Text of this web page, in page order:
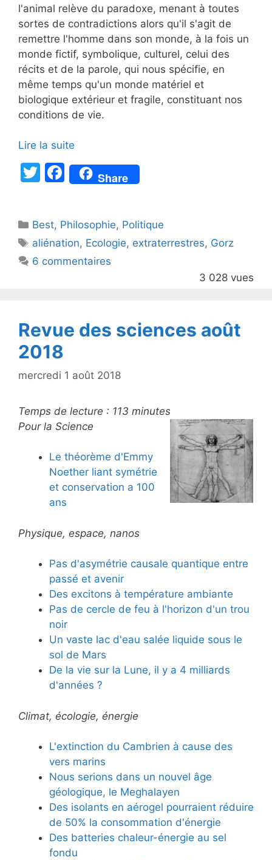
l'animal relève du paradoxe, menant à toutes
sortes de contradictions alors qu'il s'agit de
remettre l'homme dans son monde, à la fois un
monde fictif, symbolique, culturel, celui des
récits et de la parole, qui nous spécifie, en
même temps qu'un monde matériel et
biologique extérieur et fragile, constituant nos
conditions de vie.
Lire la suite
T
er
F
a
e
b
o
Share
Catégories
Best, Philosophie, Politique
Étiquettes
aliénation, Ecologie, extraterrestres, Gorz
6 commentaires
3 028 vues
Revue des sciences août
2018
mercredi 1 août 2018
Temps de lecture : 113 minutes
Pour la Science
Le théorème d'Emmy
Noether liant symétrie
et conservation a 100
ans
Physique, espace, nanos
Pas d'asymétrie causale quantique entre
passé et avenir
Des excitons à température ambiante
Pas de cercle de feu à l'horizon d'un trou
noir
Un vaste lac d'eau salée liquide sous le
sol de Mars
De la vie sur la Lune, il y a 4 milliards
d'années ?
Climat, écologie, énergie
L'extinction du Cambrien à cause des
vers marins
Nous serions dans un nouvel âge
géologique, le Meghalayen
Des isolants en aérogel pourraient réduire
de 50% la consommation d'énergie
Des batteries chaleur-énergie au sel
fondu